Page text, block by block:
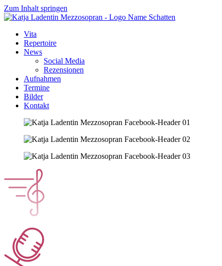
Zum Inhalt springen
Vita
Repertoire
News
Social Media
Rezensionen
Aufnahmen
Termine
Bilder
Kontakt